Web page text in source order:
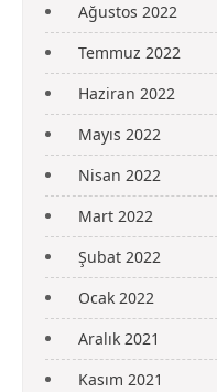
Ağustos 2022
Temmuz 2022
Haziran 2022
Mayıs 2022
Nisan 2022
Mart 2022
Şubat 2022
Ocak 2022
Aralık 2021
Kasım 2021